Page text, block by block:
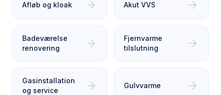
Afløb og kloak arrow_forward Akut VVS arrow_forward
Badeværelse
renovering
arrow_forward
Fjernvarme
tilslutning
arrow_forward
Gasinstallation
og service
arrow_forward Gulvvarme arrow_forward